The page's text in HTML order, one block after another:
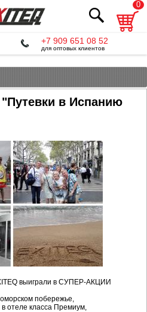
0
+7 909 651 08 52
для оптовых клиентов
в Испанию от EXITEQ"
"Путевки в Испанию
выиграли в СУПЕР-АКЦИИ
побережье,
отеле класса Премиум,